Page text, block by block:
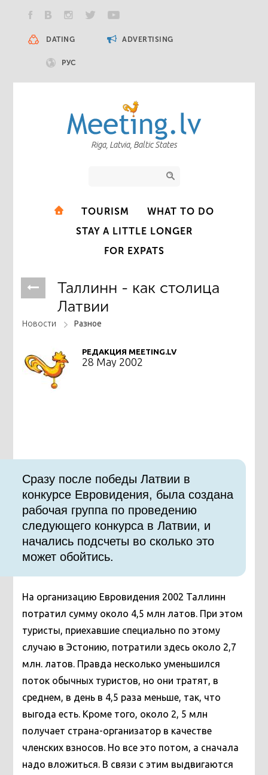
DATING ADVERTISING
РУС
Riga, Latvia, Baltic States
TOURISM
WHAT TO DO
STAY A LITTLE LONGER
FOR EXPATS
Таллинн - как столица
Латвии
Новости Разное
РЕДАКЦИЯ MEETING.LV
28 May 2002
Сразу после победы Латвии в
конкурсе Евровидения, была создана
рабочая группа по проведению
следующего конкурса в Латвии, и
начались подсчеты во сколько это
может обойтись.
На организацию Евровидения 2002 Таллинн
потратил сумму около 4,5 млн латов. При этом
туристы, приехавшие специально по этому
случаю в Эстонию, потратили здесь около 2,7
млн. латов. Правда несколько уменьшился
поток обычных туристов, но они тратят, в
среднем, в день в 4,5 раза меньше, так, что
выгода есть. Кроме того, около 2, 5 млн
получает страна-организатор в качестве
членских взносов. Но все это потом, а сначала
надо вложиться. В связи с этим выдвигаются